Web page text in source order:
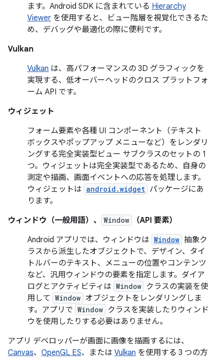
ます。Android SDK に含まれている Hierarchy
Viewer を使用すると、ビュー階層を視覚化できるた
め、デバッグや最適化の際に便利です。
Vulkan
Vulkan は、高パフォーマンスの 3D グラフィックを
実現する、低オーバーヘッドのクロス プラットフォ
ーム API です。
ウィジェット
フォーム要素や各種 UI コンポーネント（テキスト
ボックスやポップアップ メニューなど）をレンダリ
ングする完全実装型ビュー サブクラスのセットの 1
つ。ウィジェットは完全実装型であるため、自身の
測定や描画、画面イベントへの応答を処理します。
ウィジェットは android.widget パッケージにあ
ります。
ウィンドウ（一般用語）、
Window
（API 要素）
Android アプリでは、ウィンドウは Window 抽象ク
ラスから派生したオブジェクトで、デザイン、タイ
トルバーのテキスト、メニューの位置やコンテンツ
など、汎用ウィンドウの要素を指定します。ダイア
ログとアクティビティは Window クラスの実装を使
用して Window オブジェクトをレンダリングしま
す。アプリで Window クラスを実装したりウィンド
ウを使用したりする必要はありません。
アプリ デベロッパーが画面に画像を描画するには、
Canvas、 OpenGL ES、または Vulkan を使用する 3 つの方